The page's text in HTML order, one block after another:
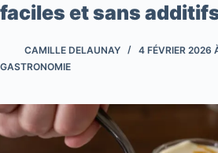
faciles et sans
CAMILLE DELAUNAY
4 FÉVRIER 2026
GASTRONOMIE